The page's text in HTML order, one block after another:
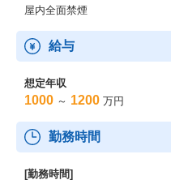
屋内全面禁煙
給与
想定年収
1000 ～ 1200 万円
勤務時間
[勤務時間]